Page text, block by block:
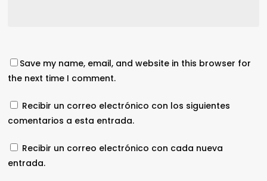
Save my name, email, and website in this browser for
the next time I comment.
Recibir un correo electrónico con los siguientes
comentarios a esta entrada.
Recibir un correo electrónico con cada nueva
entrada.